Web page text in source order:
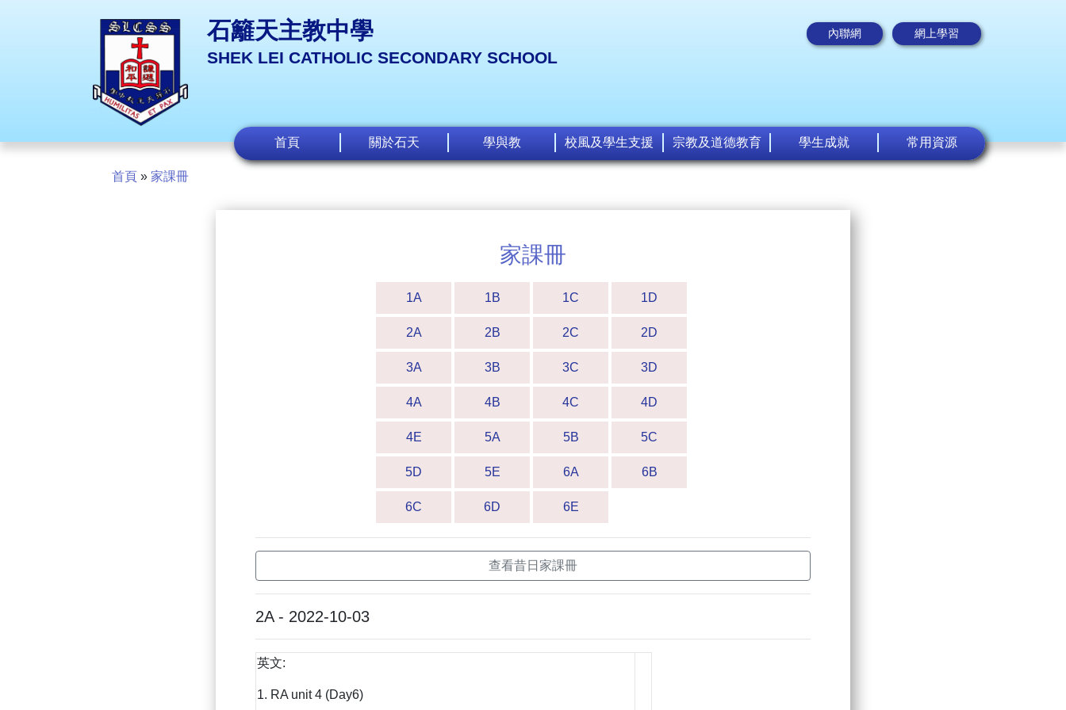
石籬天主教中學
SHEK LEI CATHOLIC SECONDARY SCHOOL
內聯網 網上學習
首頁 關於石天 學與教 校風及學生支援 宗教及道德教育 學生成就 常用資源
首頁 » 家課冊
家課冊
1A 1B 1C 1D
2A 2B 2C 2D
3A 3B 3C 3D
4A 4B 4C 4D
4E 5A 5B 5C
5D 5E 6A 6B
6C 6D 6E
查看昔日家課冊
2A - 2022-10-03
英文:
1. RA unit 4 (Day6)